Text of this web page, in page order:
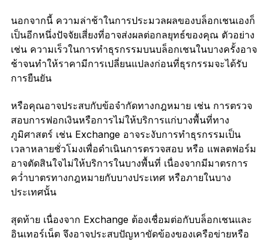
นอกจากนี้ ความล่าช้าในการประมวลผลของบล็อกเชนเองก็
เป็นอีกหนึ่งปัจจัยเสี่ยงที่อาจส่งผลต่อกลยุทธ์ของคุณ ตัวอย่าง
เช่น ความเร็วในการทำธุรกรรมบนบล็อกเชนในบางครั้งอาจ
ช้าจนทำให้ราคามีการเปลี่ยนแปลงก่อนที่ธุรกรรมจะได้รับ
การยืนยัน
หรือคุณอาจประสบกับข้อจำกัดทางกฎหมาย เช่น การตรวจ
สอบการฟอกเงินหรือการไม่ให้บริการแก่บางพื้นที่ทาง
ภูมิศาสตร์ เช่น Exchange อาจระงับการทำธุรกรรมเป็น
เวลาหลายชั่วโมงเพื่อดำเนินการตรวจสอบ หรือ แพลตฟอร์ม
อาจตัดสินใจไม่ให้บริการในบางพื้นที่ เนื่องจากมีมาตรการ
คว่ำบาตรทางกฎหมายกับบางประเทศ หรือภายในบาง
ประเทศนั้น
สุดท้าย เนื่องจาก Exchange ต้องเชื่อมต่อกับบล็อกเชนและ
อินเทอร์เน็ต จึงอาจประสบปัญหาขัดข้องของเครือข่ายหรือ